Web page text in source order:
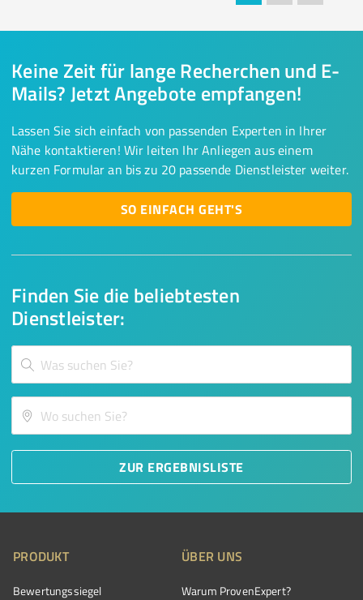
Finden Sie die beliebtesten
Dienstleister:
ZUR ERGEBNISLISTE
Keine Zeit für lange Recherchen und E-
Mails? Jetzt Angebote empfangen!
Lassen Sie sich einfach von passenden Experten in Ihrer
Nähe kontaktieren! Wir leiten Ihr Anliegen aus einem
kurzen Formular an bis zu 20 passende Dienstleister weiter.
SO EINFACH GEHT'S
PRODUKT
Bewertungssiegel
ÜBER UNS
Warum ProvenExpert?